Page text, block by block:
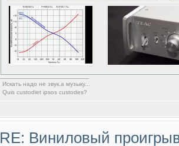
Искать надо не звук,а музыку...
Quis custodiet ipsos custodes?
RE: Виниловый